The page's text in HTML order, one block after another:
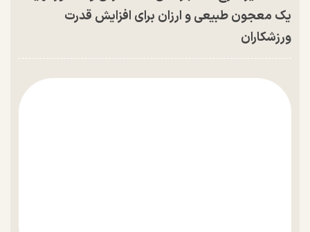
یک معجون طبیعی و ارزان برای افزایش قدرت
ورزشکاران